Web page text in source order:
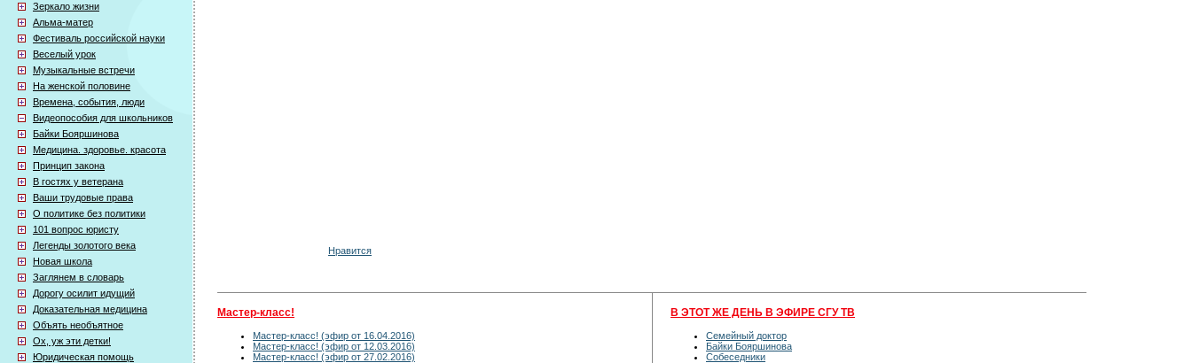
Зеркало жизни
Альма-матер
Фестиваль российской науки
Веселый урок
Музыкальные встречи
На женской половине
Времена, события, люди
Видеопособия для школьников
Байки Бояршинова
Медицина. здоровье. красота
Принцип закона
В гостях у ветерана
Ваши трудовые права
О политике без политики
101 вопрос юристу
Легенды золотого века
Новая школа
Заглянем в словарь
Дорогу осилит идущий
Доказательная медицина
Объять необъятное
Ох, уж эти детки!
Юридическая помощь
Нравится
Мастер-класс!
Мастер-класс! (эфир от 16.04.2016)
Мастер-класс! (эфир от 12.03.2016)
Мастер-класс! (эфир от 27.02.2016)
В ЭТОТ ЖЕ ДЕНЬ В ЭФИРЕ СГУ ТВ
Семейный доктор
Байки Бояршинова
Собеседники